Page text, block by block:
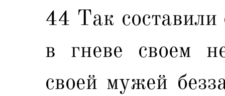
44 Так
в гневе своем
своей мужей